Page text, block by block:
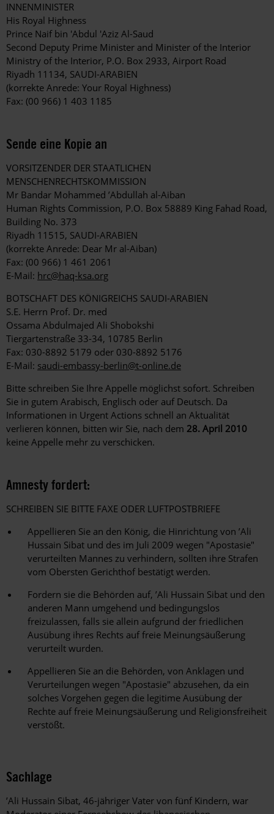
INNENMINISTER
His Royal Highness
Prince Naif bin 'Abdul 'Aziz Al-Saud
Second Deputy Prime Minister and Minister of the Interior
Ministry of the Interior, P.O. Box 2933, Airport Road
Riyadh 11134, SAUDI-ARABIEN
(korrekte Anrede: Your Royal Highness)
Fax: (00 966) 1 403 1185
Sende eine Kopie an
VORSITZENDER DER STAATLICHEN
MENSCHENRECHTSKOMMISSION
Mr Bandar Mohammed ’Abdullah al-Aiban
Human Rights Commission, P.O. Box 58889 King Fahad Road,
Building No. 373
Riyadh 11515, SAUDI-ARABIEN
(korrekte Anrede: Dear Mr al-Aiban)
Fax: (00 966) 1 461 2061
E-Mail: hrc@haq-ksa.org
BOTSCHAFT DES KÖNIGREICHS SAUDI-ARABIEN
S.E. Herrn Prof. Dr. med
Ossama Abdulmajed Ali Shobokshi
Tiergartenstraße 33-34, 10785 Berlin
Fax: 030-8892 5179 oder 030-8892 5176
E-Mail: saudi-embassy-berlin@t-online.de
Bitte schreiben Sie Ihre Appelle möglichst sofort. Schreiben
Sie in gutem Arabisch, Englisch oder auf Deutsch. Da
Informationen in Urgent Actions schnell an Aktualität
verlieren können, bitten wir Sie, nach dem 28. April 2010
keine Appelle mehr zu verschicken.
Amnesty fordert:
SCHREIBEN SIE BITTE FAXE ODER LUFTPOSTBRIEFE
Appellieren Sie an den König, die Hinrichtung von ’Ali
Hussain Sibat und des im Juli 2009 wegen "Apostasie"
verurteilten Mannes zu verhindern, sollten ihre Strafen
vom Obersten Gerichthof bestätigt werden.
Fordern sie die Behörden auf, ’Ali Hussain Sibat und den
anderen Mann umgehend und bedingungslos
freizulassen, falls sie allein aufgrund der friedlichen
Ausübung ihres Rechts auf freie Meinungsäußerung
verurteilt wurden.
Appellieren Sie an die Behörden, von Anklagen und
Verurteilungen wegen "Apostasie" abzusehen, da ein
solches Vorgehen gegen die legitime Ausübung der
Rechte auf freie Meinungsäußerung und Religionsfreiheit
verstößt.
Sachlage
’Ali Hussain Sibat, 46-jähriger Vater von fünf Kindern, war